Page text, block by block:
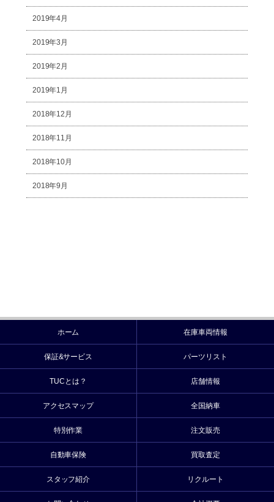
2019年4月
2019年3月
2019年2月
2019年1月
2018年12月
2018年11月
2018年10月
2018年9月
ホーム 在庫車両情報
保証&サービス パーツリスト
TUCとは？ 店舗情報
アクセスマップ 全国納車
特別作業 注文販売
自動車保険 買取査定
スタッフ紹介 リクルート